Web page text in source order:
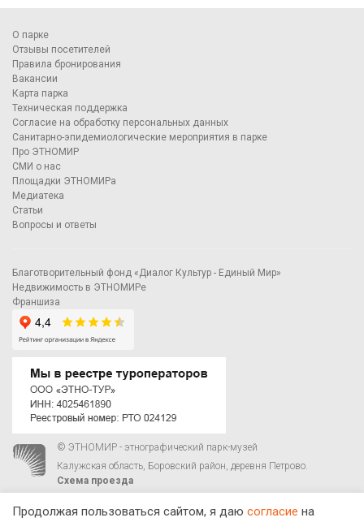
О парке
Отзывы посетителей
Правила бронирования
Вакансии
Карта парка
Техническая поддержка
Согласие на обработку персональных данных
Санитарно-эпидемиологические мероприятия в парке
Про ЭТНОМИР
СМИ о нас
Площадки ЭТНОМИРа
Медиатека
Статьи
Вопросы и ответы
Благотворительный фонд «Диалог Культур - Единый Мир»
Недвижимость в ЭТНОМИРе
Франшиза
© ЭТНОМИР - этнографический парк-музей
Калужская область, Боровский район, деревня Петрово.
Схема проезда
Продолжая пользоваться сайтом, я даю согласие на